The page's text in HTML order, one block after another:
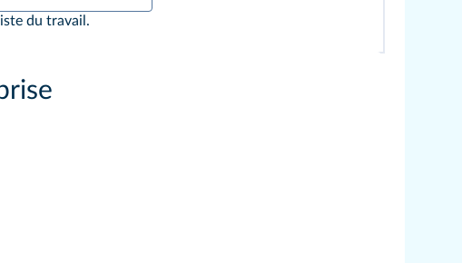
du travail.